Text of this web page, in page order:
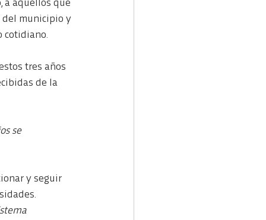
a aquellos que
del municipio y
cotidiano.
tres años
de la
se
y seguir